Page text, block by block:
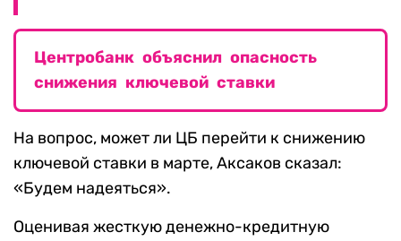
Центробанк объяснил опасность
снижения ключевой ставки
На вопрос, может ли ЦБ перейти к снижению
ключевой ставки в марте, Аксаков сказал:
«Будем надеяться».
Оценивая жесткую денежно-кредитную